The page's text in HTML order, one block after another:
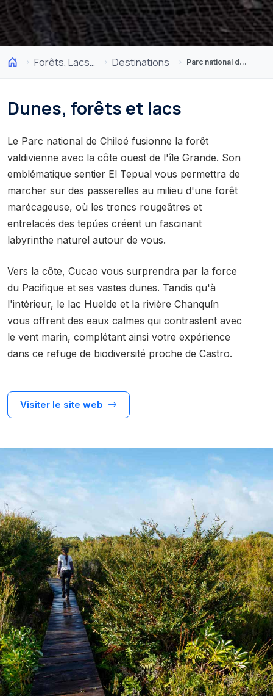
Forêts, Lacs et Volcans Destinations Parc national de Chiloé
Dunes, forêts et lacs
Le Parc national de Chiloé fusionne la forêt
valdivienne avec la côte ouest de l'île Grande. Son
emblématique sentier El Tepual vous permettra de
marcher sur des passerelles au milieu d'une forêt
marécageuse, où les troncs rougeâtres et
entrelacés des tepúes créent un fascinant
labyrinthe naturel autour de vous.
Vers la côte, Cucao vous surprendra par la force
du Pacifique et ses vastes dunes. Tandis qu'à
l'intérieur, le lac Huelde et la rivière Chanquín
vous offrent des eaux calmes qui contrastent avec
le vent marin, complétant ainsi votre expérience
dans ce refuge de biodiversité proche de Castro.
Visiter le site web